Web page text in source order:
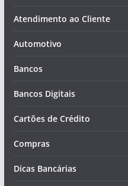
Atendimento ao Cliente
Automotivo
Bancos
Bancos Digitais
Cartões de Crédito
Compras
Dicas Bancárias